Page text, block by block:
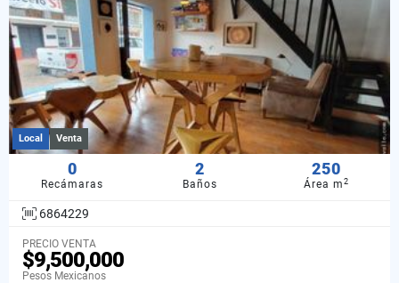
Local Venta
0
Recámaras
2
Baños
250
Área m2
6864229
PRECIO VENTA
$9,500,000
Pesos Mexicanos